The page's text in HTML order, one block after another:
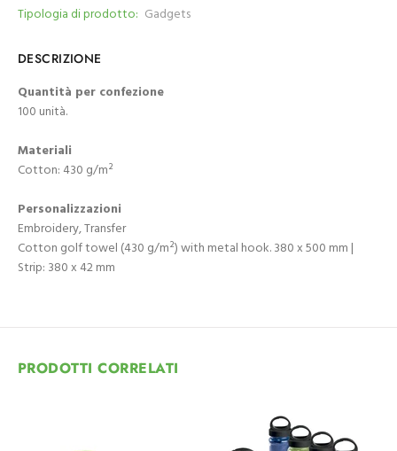
Tipologia di prodotto: Gadgets
DESCRIZIONE
Quantità per confezione
100 unità.
Materiali
Cotton: 430 g/m²
Personalizzazioni
Embroidery, Transfer
Cotton golf towel (430 g/m²) with metal hook. 380 x 500 mm |
Strip: 380 x 42 mm
PRODOTTI CORRELATI